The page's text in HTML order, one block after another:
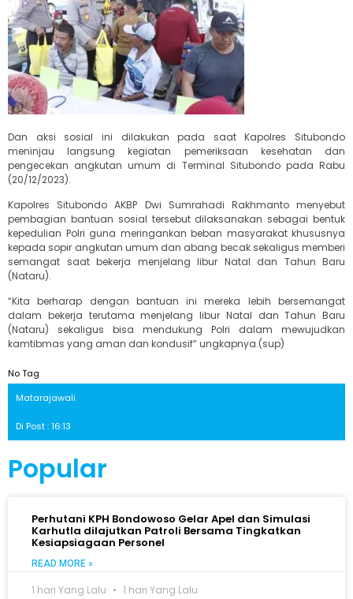
Dan aksi sosial ini dilakukan pada saat Kapolres Situbondo
meninjau langsung kegiatan pemeriksaan kesehatan dan
pengecekan angkutan umum di Terminal Situbondo pada Rabu
(20/12/2023).
Kapolres Situbondo AKBP Dwi Sumrahadi Rakhmanto menyebut
pembagian bantuan sosial tersebut dilaksanakan sebagai bentuk
kepedulian Polri guna meringankan beban masyarakat khususnya
kepada sopir angkutan umum dan abang becak sekaligus memberi
semangat saat bekerja menjelang libur Natal dan Tahun Baru
(Nataru).
“Kita berharap dengan bantuan ini mereka lebih bersemangat
dalam bekerja terutama menjelang libur Natal dan Tahun Baru
(Nataru) sekaligus bisa mendukung Polri dalam mewujudkan
kamtibmas yang aman dan kondusif” ungkapnya.(sup)
No Tag
Matarajawali
Di Post : 16:13
Popular
Perhutani KPH Bondowoso Gelar Apel dan Simulasi
Karhutla dilajutkan Patroli Bersama Tingkatkan
Kesiapsiagaan Personel
READ MORE »
1 hari Yang Lalu 1 hari Yang Lalu